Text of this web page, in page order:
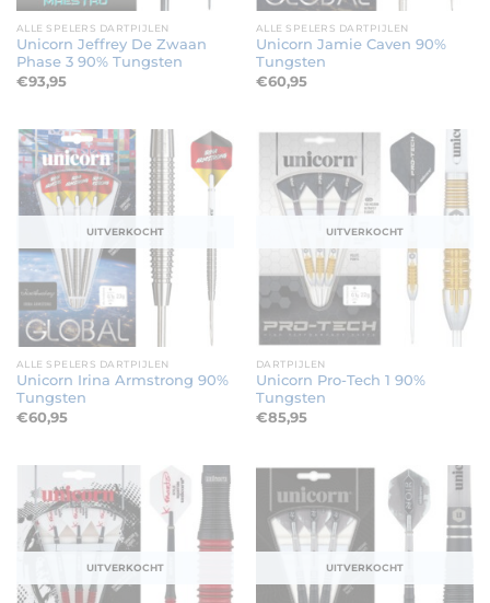
ALLE SPELERS DARTPIJLEN
Unicorn Jeffrey De Zwaan
Phase 3 90% Tungsten
€93,95
ALLE SPELERS DARTPIJLEN
Unicorn Jamie Caven 90%
Tungsten
€60,95
UITVERKOCHT
ALLE SPELERS DARTPIJLEN
Unicorn Irina Armstrong 90%
Tungsten
€60,95
UITVERKOCHT
DARTPIJLEN
Unicorn Pro-Tech 1 90%
Tungsten
€85,95
UITVERKOCHT UITVERKOCHT